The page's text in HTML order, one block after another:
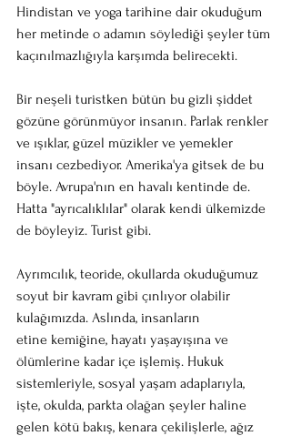
Hindistan ve yoga tarihine dair okuduğum
her metinde o adamın söylediği şeyler tüm
kaçınılmazlığıyla karşımda belirecekti.
Bir neşeli turistken bütün bu gizli şiddet
gözüne görünmüyor insanın. Parlak renkler
ve ışıklar, güzel müzikler ve yemekler
insanı cezbediyor. Amerika'ya gitsek de bu
böyle. Avrupa'nın en havalı kentinde de.
Hatta "ayrıcalıklılar" olarak kendi ülkemizde
de böyleyiz. Turist gibi.
Ayrımcılık, teoride, okullarda okuduğumuz
soyut bir kavram gibi çınlıyor olabilir
kulağımızda. Aslında, insanların
etine kemiğine, hayatı yaşayışına ve
ölümlerine kadar içe işlemiş. Hukuk
sistemleriyle, sosyal yaşam adaplarıyla,
işte, okulda, parkta olağan şeyler haline
gelen kötü bakış, kenara çekilişlerle, ağız